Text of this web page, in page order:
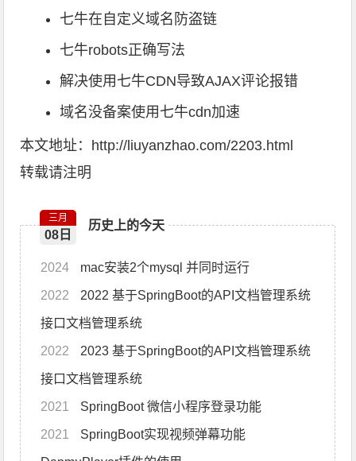
七牛在自定义域名防盗链
七牛robots正确写法
解决使用七牛CDN导致AJAX评论报错
域名没备案使用七牛cdn加速
本文地址： http://liuyanzhao.com/2203.html
转载请注明
历史上的今天
三月
08日
2024 mac安装2个mysql 并同时运行
2022
接口文档管理系统
2022
接口文档管理系统
2021 SpringBoot 微信小程序登录功能
2021